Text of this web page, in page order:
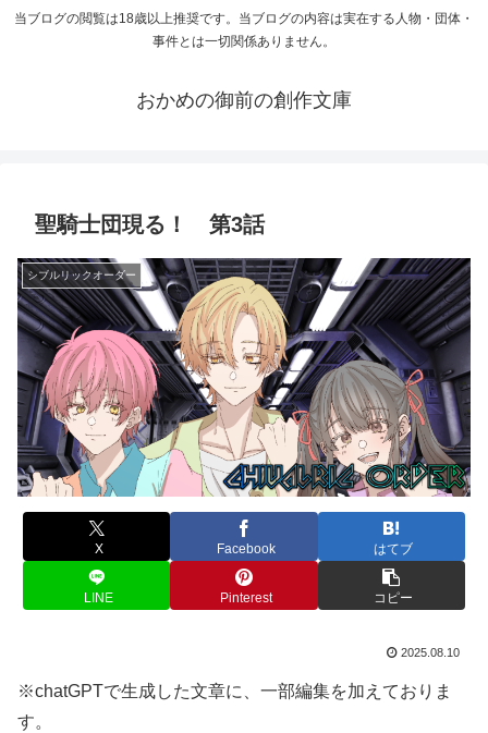
当ブログの閲覧は18歳以上推奨です。当ブログの内容は実在する人物・団体・
事件とは一切関係ありません。
おかめの御前の創作文庫
聖騎士団現る！ 第3話
シブルリックオーダー
X Facebook はてブ
LINE Pinterest コピー
2025.08.10
※chatGPTで生成した文章に、一部編集を加えておりま
す。